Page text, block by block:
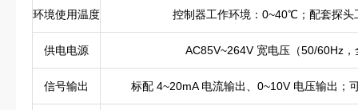
环境使用温度 控制器工作环境：0~40℃；配套探
供电电源 AC85V~264V 宽电压（50/60Hz
信号输出 标配 4~20mA 电流输出、0~10V 电压输出；